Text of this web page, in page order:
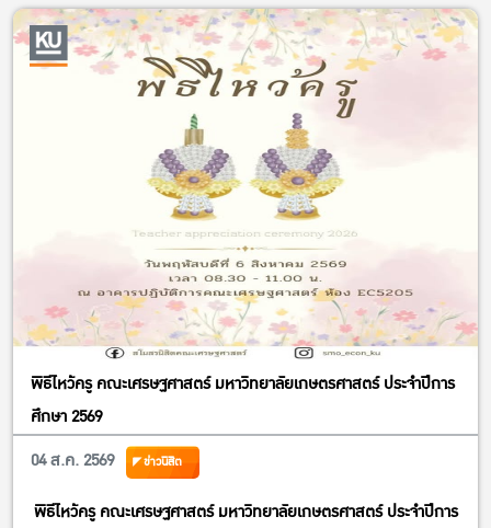
พิธีไหว้ครู คณะเศรษฐศาสตร์ มหาวิทยาลัยเกษตรศาสตร์ ประจำปีการ
ศึกษา 2569
04 ส.ค. 2569
ข่าวนิสิต
พิธีไหว้ครู คณะเศรษฐศาสตร์ มหาวิทยาลัยเกษตรศาสตร์ ประจำปีการ